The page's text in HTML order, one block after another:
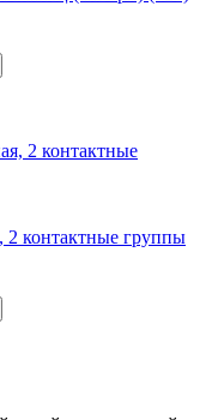
2 контактные группы